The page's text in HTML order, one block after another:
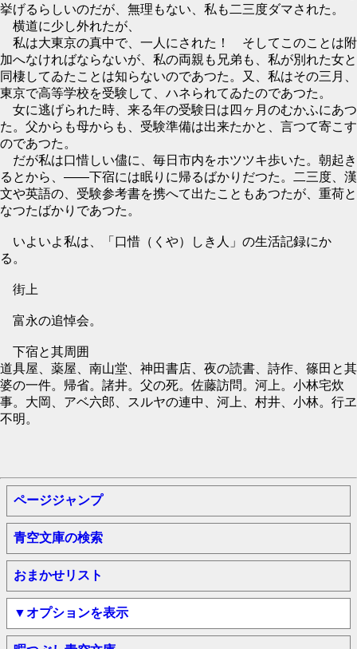
挙げるらしいのだが、無理もない、私も二三度ダマされた。
横道に少し外れたが、
私は大東京の真中で、一人にされた！ そしてこのことは附
加へなければならないが、私の両親も兄弟も、私が別れた女と
同棲してゐたことは知らないのであつた。又、私はその三月、
東京で高等学校を受験して、ハネられてゐたのであつた。
女に逃げられた時、来る年の受験日は四ヶ月のむかふにあつ
た。父からも母からも、受験準備は出来たかと、言つて寄こす
のであつた。
だが私は口惜しい儘に、毎日市内をホツツキ歩いた。朝起き
るとから、――下宿には眠りに帰るばかりだつた。二三度、漢
文や英語の、受験参考書を携へて出たこともあつたが、重荷と
なつたばかりであつた。
いよいよ私は、「口惜（くや）しき人」の生活記録にかゝ
る。
街上
富永の追悼会。
下宿と其周囲
道具屋、薬屋、南山堂、神田書店、夜の読書、詩作、篠田と其
婆の一件。帰省。諸井。父の死。佐藤訪問。河上。小林宅炊
事。大岡、アベ六郎、スルヤの連中、河上、村井、小林。行ヱ
不明。
ページジャンプ
青空文庫の検索
おまかせリスト
▼オプションを表示